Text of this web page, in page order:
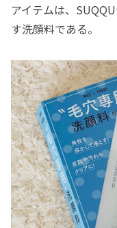
アイテムは、
す洗顔料である。